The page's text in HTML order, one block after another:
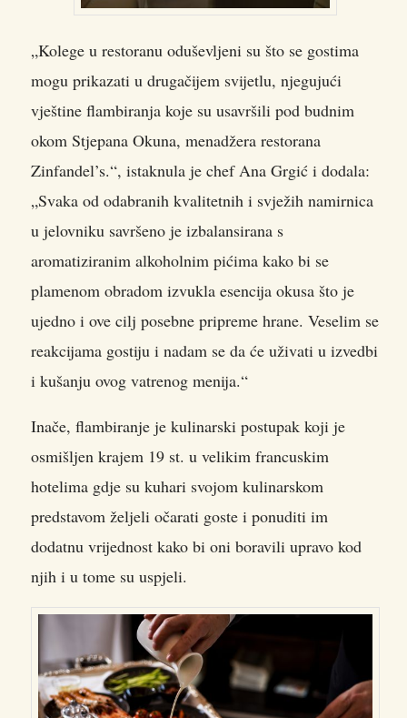
„Kolege u restoranu oduševljeni su što se gostima
mogu prikazati u drugačijem svijetlu, njegujući
vještine flambiranja koje su usavršili pod budnim
okom Stjepana Okuna, menadžera restorana
Zinfandel’s.“, istaknula je chef Ana Grgić i dodala:
„Svaka od odabranih kvalitetnih i svježih namirnica
u jelovniku savršeno je izbalansirana s
aromatiziranim alkoholnim pićima kako bi se
plamenom obradom izvukla esencija okusa što je
ujedno i ove cilj posebne pripreme hrane. Veselim se
reakcijama gostiju i nadam se da će uživati u izvedbi
i kušanju ovog vatrenog menija.“
Inače, flambiranje je kulinarski postupak koji je
osmišljen krajem 19 st. u velikim francuskim
hotelima gdje su kuhari svojom kulinarskom
predstavom željeli očarati goste i ponuditi im
dodatnu vrijednost kako bi oni boravili upravo kod
njih i u tome su uspjeli.